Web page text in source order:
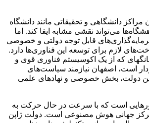
مراکز دانشگاهی و تحقیقاتی مانند دانشگاه
می‌تواند نقشی مشابه ایفا کند. اما
سرمایه‌گذاری‌های قابل توجه دولتی و خصوصی
لازم برای توسعه این فناوری‌ها دارد.
که از یک اکوسیستم فناوری قوی و
است، اصفهان نیازمند سیاست‌های
دولت، بخش خصوصی و نهادهای علمی
است که با سرعت در حال حرکت به
جهانی هوش مصنوعی است. دولت ژاپن